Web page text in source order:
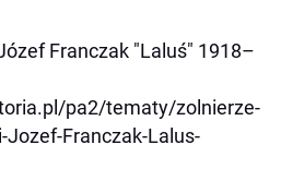
Franczak "Laluś" 1918–
pa2/tematy/zolnierze-
Franczak-Lalus-